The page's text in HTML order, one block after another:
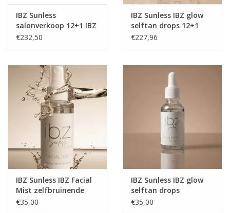
IBZ Sunless
salonverkoop 12+1 IBZ
Glow Body Butter
€232,50
IBZ Sunless IBZ glow
selftan drops 12+1
gratis salon verkoop
€227,96
IBZ Sunless IBZ Facial
Mist zelfbruinende
gezichtspray
€35,00
IBZ Sunless IBZ glow
selftan drops
€35,00